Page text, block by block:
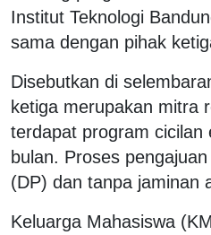
Institut Teknologi
sama dengan pihak
Disebutkan di
ketiga merupakan mitra
terdapat program cicilan
bulan. Proses
(DP) dan tanpa jaminan
Keluarga Mahasiswa